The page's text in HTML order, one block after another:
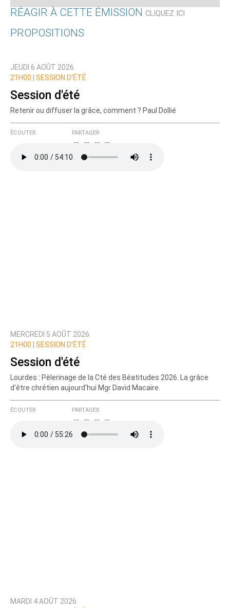
RÉAGIR À CETTE ÉMISSION CLIQUEZ ICI
Nom
Courriel (non publié)
Ajoutez votre commentaire ici
Prévenez-moi de tous les nouveaux commentaires
PROPOSITIONS
JEUDI 6 AOÛT 2026
21H00 |
SESSION D’ÉTÉ
Session d'été
Retenir ou diffuser la grâce, comment ? Paul Dollié
ÉCOUTER PARTAGER
MERCREDI 5 AOÛT 2026
21H00 |
SESSION D’ÉTÉ
Session d'été
Lourdes : Pèlerinage de la Cté des Béatitudes 2026. La grâce
d'être chrétien aujourd'hui Mgr David Macaire.
ÉCOUTER PARTAGER
MARDI 4 AOÛT 2026